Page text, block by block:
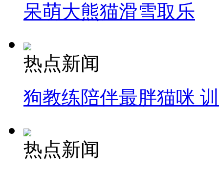
呆萌大熊猫滑雪取乐
热点新闻
狗教练陪伴最胖猫咪
热点新闻